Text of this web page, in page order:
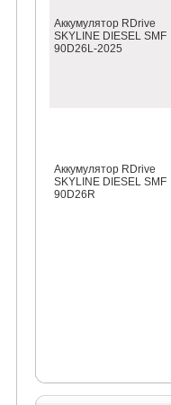
Аккумулятор RDrive
SKYLINE DIESEL SMF
90D26L-2025
Аккумулятор RDrive
SKYLINE DIESEL SMF
90D26R